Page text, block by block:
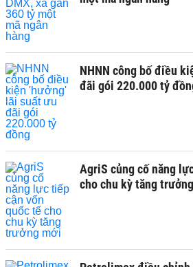
NHNN công bố điều
đãi gói 220.000 tỷ
AgriS củng cố năng
cho chu kỳ tăng